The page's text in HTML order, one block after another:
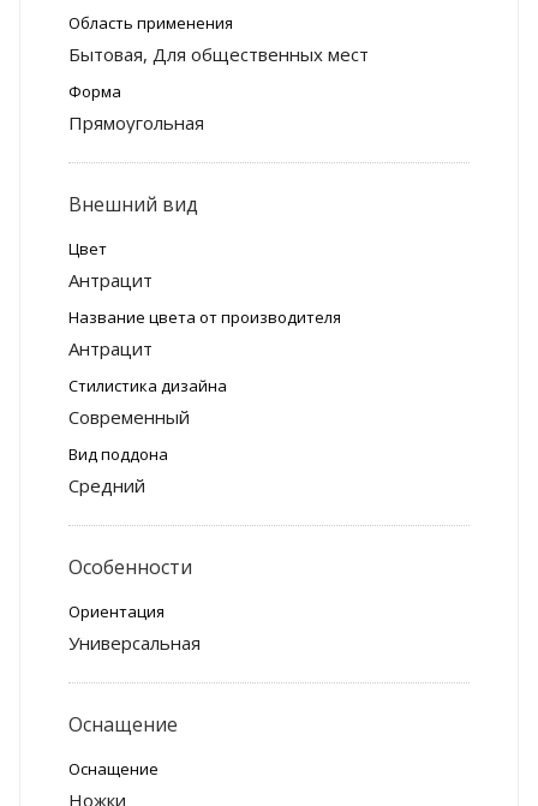
Область применения
Бытовая, Для общественных мест
Форма
Прямоугольная
Внешний вид
Цвет
Антрацит
Название цвета от производителя
Антрацит
Стилистика дизайна
Современный
Вид поддона
Средний
Особенности
Ориентация
Универсальная
Оснащение
Оснащение
Ножки